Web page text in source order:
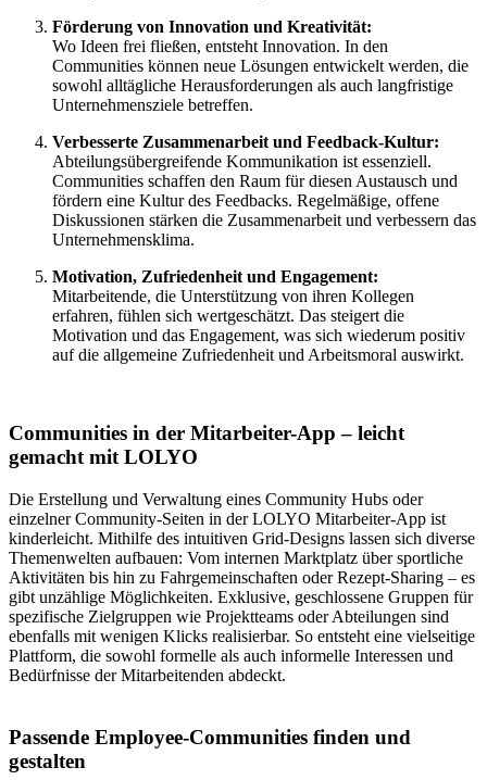
Förderung von Innovation und Kreativität:
Wo Ideen frei fließen, entsteht Innovation. In den
Communities können neue Lösungen entwickelt werden, die
sowohl alltägliche Herausforderungen als auch langfristige
Unternehmensziele betreffen.
Verbesserte Zusammenarbeit und Feedback-Kultur:
Abteilungsübergreifende Kommunikation ist essenziell.
Communities schaffen den Raum für diesen Austausch und
fördern eine Kultur des Feedbacks. Regelmäßige, offene
Diskussionen stärken die Zusammenarbeit und verbessern das
Unternehmensklima.
Motivation, Zufriedenheit und Engagement:
Mitarbeitende, die Unterstützung von ihren Kollegen
erfahren, fühlen sich wertgeschätzt. Das steigert die
Motivation und das Engagement, was sich wiederum positiv
auf die allgemeine Zufriedenheit und Arbeitsmoral auswirkt.
Communities in der Mitarbeiter-App – leicht
gemacht mit LOLYO
Die Erstellung und Verwaltung eines Community Hubs oder
einzelner Community-Seiten in der LOLYO Mitarbeiter-App ist
kinderleicht. Mithilfe des intuitiven Grid-Designs lassen sich diverse
Themenwelten aufbauen: Vom internen Marktplatz über sportliche
Aktivitäten bis hin zu Fahrgemeinschaften oder Rezept-Sharing – es
gibt unzählige Möglichkeiten. Exklusive, geschlossene Gruppen für
spezifische Zielgruppen wie Projektteams oder Abteilungen sind
ebenfalls mit wenigen Klicks realisierbar. So entsteht eine vielseitige
Plattform, die sowohl formelle als auch informelle Interessen und
Bedürfnisse der Mitarbeitenden abdeckt.
Passende Employee-Communities finden und
gestalten